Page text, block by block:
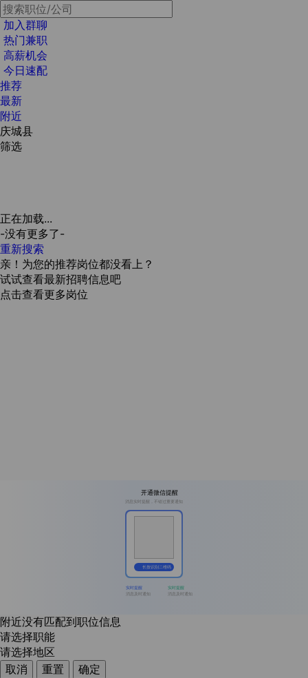
加入群聊
热门兼职
高薪机会
今日速配
推荐
最新
附近
庆城县
筛选
正在加载...
-没有更多了-
重新搜索
亲！为您的推荐岗位都没看上？
试试查看最新招聘信息吧
点击查看更多岗位
开通微信提醒
消息实时提醒，不错过重要通知
长按识别二维码
实时提醒
消息及时通知
实时提醒
消息及时通知
附近没有匹配到职位信息
请选择职能
请选择地区
取消
重置
确定